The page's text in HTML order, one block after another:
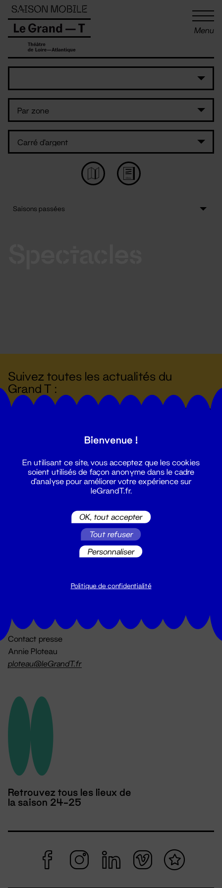
Menu
Suivez toutes les actualités du
Grand T :
billetterie@leGrandT.fr
Du lundi au vendredi 14h → 18h
Contact presse
Annie Ploteau
ploteau@leGrandT.fr
Retrouvez tous les lieux de
la saison 24-25
Panneau de gestion des cookies
Bienvenue !
En utilisant ce site, vous acceptez que les cookies
soient utilisés de façon anonyme dans le cadre
d'analyse pour améliorer votre expérience sur
leGrandT.fr.
OK, tout accepter
Tout refuser
Personnaliser
Politique de confidentialité